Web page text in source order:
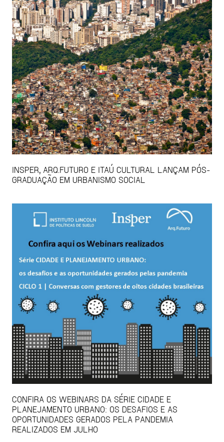
INSPER, ARQ.FUTURO E ITAÚ CULTURAL LANÇAM PÓS-
GRADUAÇÃO EM URBANISMO SOCIAL
CONFIRA OS WEBINARS DA SÉRIE CIDADE E
PLANEJAMENTO URBANO: OS DESAFIOS E AS
OPORTUNIDADES GERADOS PELA PANDEMIA
REALIZADOS EM JULHO